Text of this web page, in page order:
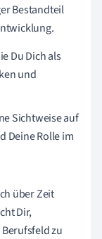
Bestandteil
Du Dich als
und
Sichtweise auf
Deine Rolle im
über Zeit
Dir,
zu